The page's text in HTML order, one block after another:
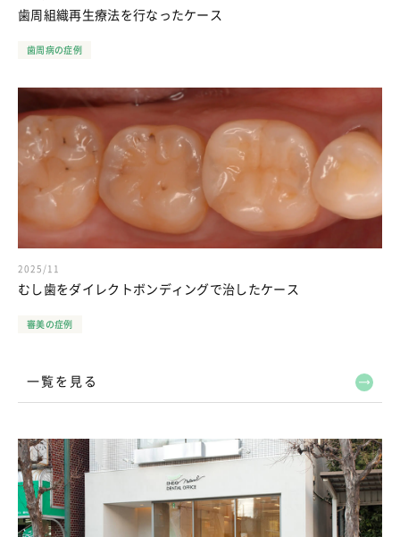
歯周組織再生療法を行なったケース
歯周病の症例
2025/11
むし歯をダイレクトボンディングで治したケース
審美の症例
一覧を見る